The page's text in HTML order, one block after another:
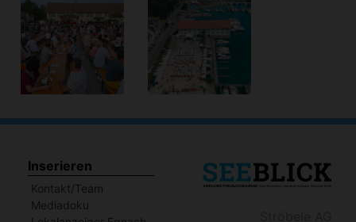
Inserieren
Kontakt/Team
Mediadoku